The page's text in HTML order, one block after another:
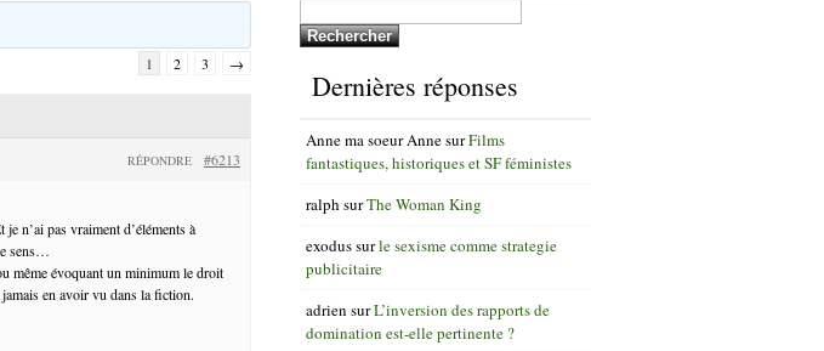
1 2 3 →
#6213
RÉPONDRE
n’ai pas vraiment d’éléments à
sens…
même évoquant un minimum le droit
en avoir vu dans la fiction.
Dernières réponses
Anne ma soeur AnnesurFilms
fantastiques, historiques et SF féministes
ralph surThe Woman King
exodussurle sexisme comme strategie
publicitaire
adrien surL’inversion des rapports de
domination est-elle pertinente ?